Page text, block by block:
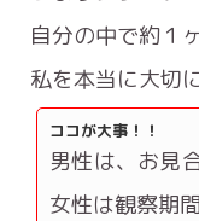
自分の中で約１
私を本当に大切
ココが大事！！
男性は、お見
女性は観察期